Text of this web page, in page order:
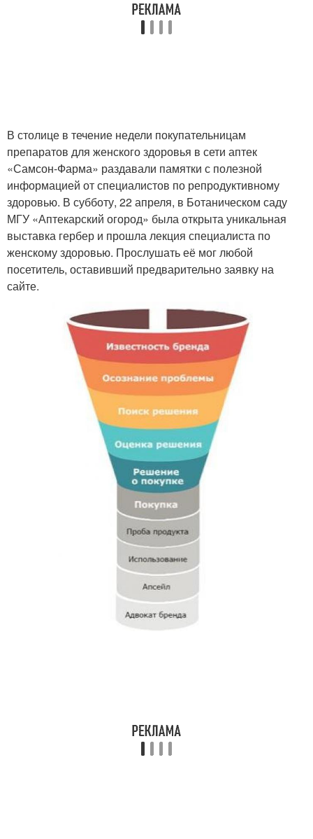
В столице в течение недели покупательницам
препаратов для женского здоровья в сети аптек
«Самсон-Фарма» раздавали памятки с полезной
информацией от специалистов по репродуктивному
здоровью. В субботу, 22 апреля, в Ботаническом саду
МГУ «Аптекарский огород» была открыта уникальная
выставка гербер и прошла лекция специалиста по
женскому здоровью. Прослушать её мог любой
посетитель, оставивший предварительно заявку на
сайте.